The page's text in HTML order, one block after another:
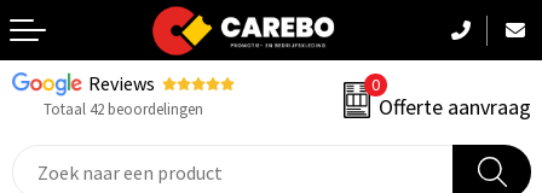
Reviews
Totaal 42 beoordelingen
0
Offerte aanvraag
Terug